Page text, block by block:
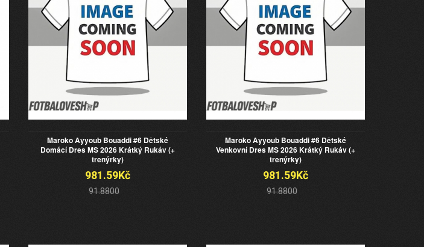
Maroko Ayyoub Bouaddi #6 Dětské
Domácí Dres MS 2026 Krátký Rukáv (+
trenýrky)
981.59Kč
91.8800
Maroko Ayyoub Bouaddi #6 Dětské
Venkovní Dres MS 2026 Krátký Rukáv (+
trenýrky)
981.59Kč
91.8800